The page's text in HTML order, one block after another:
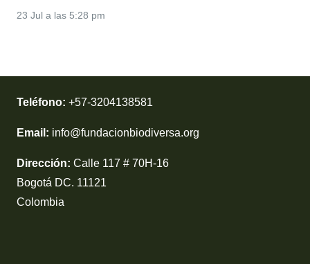
23 Jul a las 5:28 pm
Teléfono: +57-3204138581
Email: info@fundacionbiodiversa.org
Dirección: Calle 117 # 70H-16
Bogotá DC. 11121
Colombia